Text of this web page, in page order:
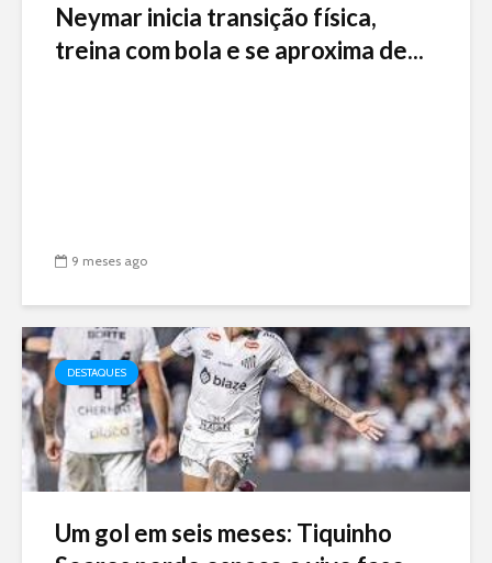
Neymar inicia transição física,
treina com bola e se aproxima de...
9 meses ago
DESTAQUES
Um gol em seis meses: Tiquinho